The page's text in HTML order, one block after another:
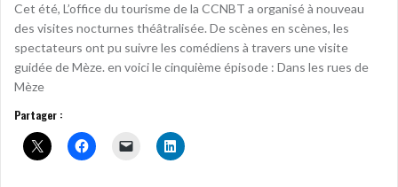
Cet été, L’office du tourisme de la CCNBT a organisé à nouveau
des visites nocturnes théâtralisée. De scènes en scènes, les
spectateurs ont pu suivre les comédiens à travers une visite
guidée de Mèze. en voici le cinquième épisode : Dans les rues de
Mèze
Partager :